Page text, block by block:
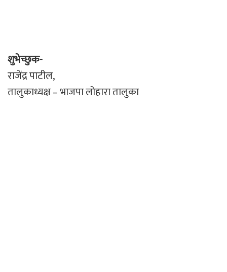
शुभेच्छुक-
राजेंद्र पाटील,
तालुकाध्यक्ष – भाजपा लोहारा तालुका